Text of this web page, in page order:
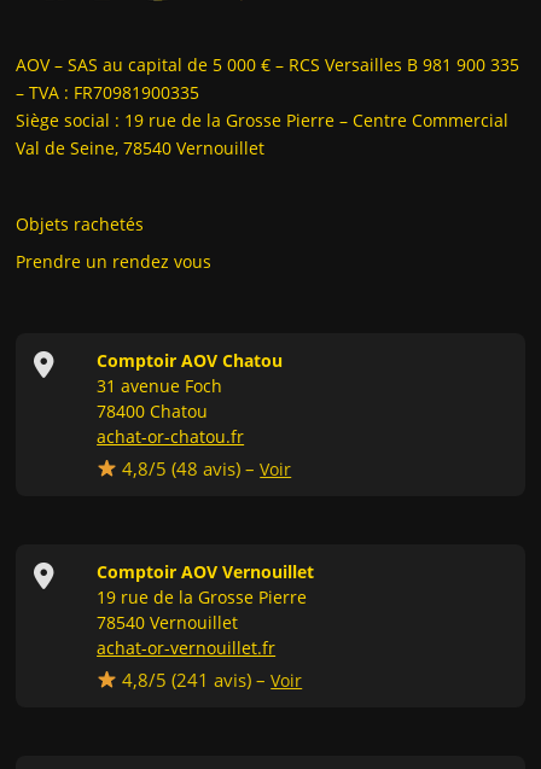
AOV – SAS au capital de 5 000 € – RCS Versailles B 981 900 335
– TVA : FR70981900335
Siège social : 19 rue de la Grosse Pierre – Centre Commercial
Val de Seine, 78540 Vernouillet
Objets rachetés
Prendre un rendez vous
Comptoir AOV Chatou
31 avenue Foch
78400 Chatou
achat-or-chatou.fr
4,8/5 (48 avis) –Voir
Comptoir AOV Vernouillet
19 rue de la Grosse Pierre
78540 Vernouillet
achat-or-vernouillet.fr
4,8/5 (241 avis) –Voir